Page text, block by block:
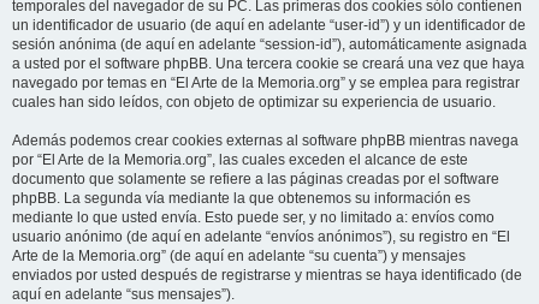
temporales del navegador de su PC. Las primeras dos cookies sólo contienen
un identificador de usuario (de aquí en adelante “user-id”) y un identificador de
sesión anónima (de aquí en adelante “session-id”), automáticamente asignada
a usted por el software phpBB. Una tercera cookie se creará una vez que haya
navegado por temas en “El Arte de la Memoria.org” y se emplea para registrar
cuales han sido leídos, con objeto de optimizar su experiencia de usuario.
Además podemos crear cookies externas al software phpBB mientras navega
por “El Arte de la Memoria.org”, las cuales exceden el alcance de este
documento que solamente se refiere a las páginas creadas por el software
phpBB. La segunda vía mediante la que obtenemos su información es
mediante lo que usted envía. Esto puede ser, y no limitado a: envíos como
usuario anónimo (de aquí en adelante “envíos anónimos”), su registro en “El
Arte de la Memoria.org” (de aquí en adelante “su cuenta”) y mensajes
enviados por usted después de registrarse y mientras se haya identificado (de
aquí en adelante “sus mensajes”).